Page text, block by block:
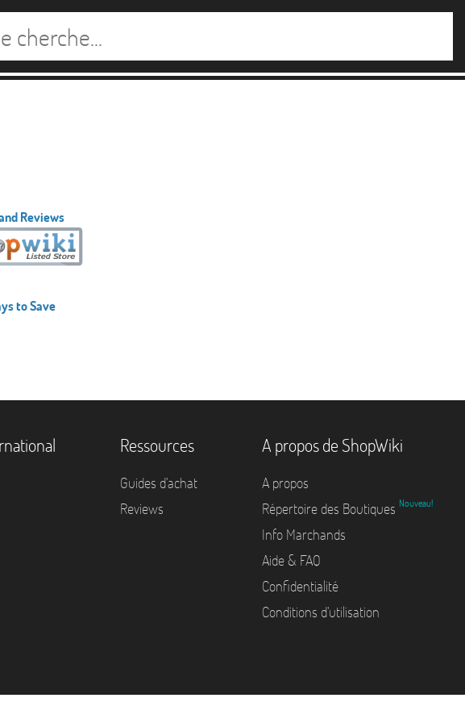
Reviews
to Save
Ressources
Guides d'achat
Reviews
A propos de ShopWiki
A propos
Répertoire des Boutiques Nouveau!
Info Marchands
Aide & FAQ
Confidentialité
Conditions d'utilisation